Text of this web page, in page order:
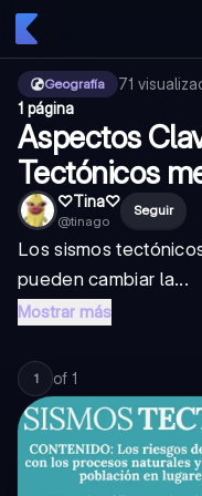
Geografía 71
1 página
Aspectos
Tectónicos
♡Tina♡
@tinago
Seguir
Los sismos
pueden cambiar la...
Mostrar más
1 of 1